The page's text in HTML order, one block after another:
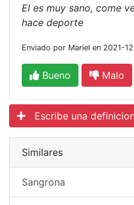
El es muy sano, come
hace deporte
Enviado por Mariel en 2021-
Bueno Malo
Escribe una definicion
Similares
Sangrona